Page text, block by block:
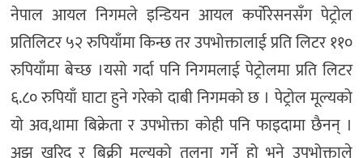
नेपाल आयल निगमले इन्डियन आयल कर्पोरेसनसँग पेट्रोल
प्रतिलिटर ५२ रुपियाँमा किन्छ तर उपभोक्तालाई प्रति लिटर ११०
रुपियाँमा बेच्छ ।यसो गर्दा पनि निगमलाई पेट्रोलमा प्रति लिटर
६.८० रुपियाँ घाटा हुने गरेको दाबी निगमको छ । पेट्रोल मूल्यको
यो अव‚थामा बिक्रेता र उपभोक्ता कोही पनि फाइदामा छैनन् ।